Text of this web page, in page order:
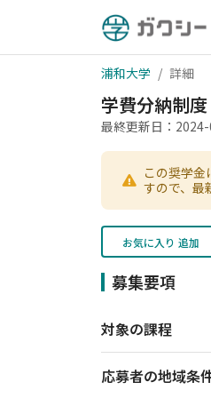
浦和大学 詳細
学費分納制度
最終更新日：
この奨学
すので、最
お気に入り 追加
募集要項
対象の課程
応募者の地域条